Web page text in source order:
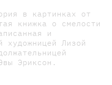
в картинках от
книжка о смелости
и
художницей Лизой
Эриксон.